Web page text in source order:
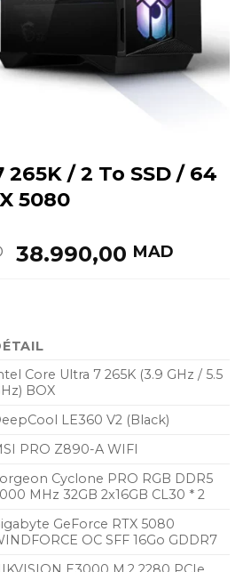
265K / 2 To SSD / 64
5080
Le
41.990,00 MAD.
38.990,00 MAD
Core Ultra 7 265K (3.9 GHz / 5.5
BOX
LE360 V2 (Black)
PRO Z890-A WIFI
Cyclone PRO RGB DDR5
MHz 32GB 2x16GB CL30 * 2
GeForce RTX 5080
OC SFF 16Go GDDR7